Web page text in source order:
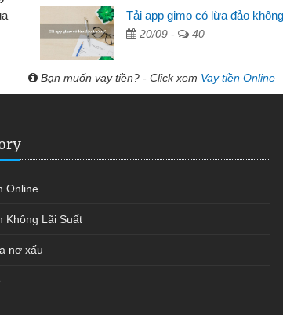
nhiều lúc cần vốn nhập
bè giới thiệu tôi đã giải
chóng
cần
được
Tải app gimo có lừa đảo
20/09 - 40
Bạn muốn vay tiền? - Click xem Vay tiền Online
Online
Không Lãi Suất
nợ xấu